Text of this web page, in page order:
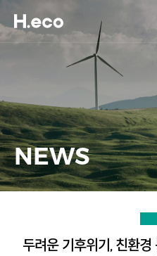
NEWS
두려운 기후위기, 친환